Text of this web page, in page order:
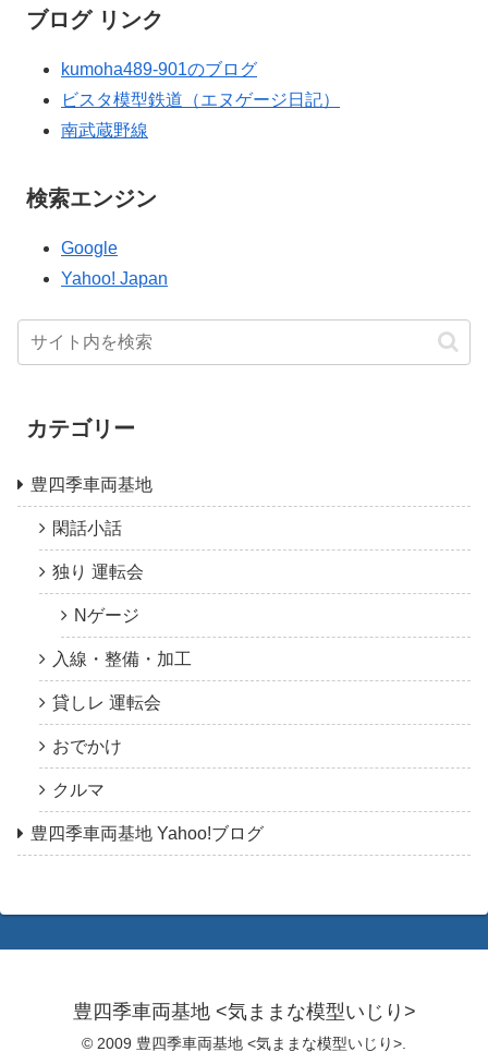
ブログ リンク
kumoha489-901のブログ
ビスタ模型鉄道（エヌゲージ日記）
南武蔵野線
検索エンジン
Google
Yahoo! Japan
カテゴリー
豊四季車両基地
閑話小話
独り 運転会
Nゲージ
入線・整備・加工
貸しレ 運転会
おでかけ
クルマ
豊四季車両基地 Yahoo!ブログ
豊四季車両基地 <気ままな模型いじり>
© 2009 豊四季車両基地 <気ままな模型いじり>.